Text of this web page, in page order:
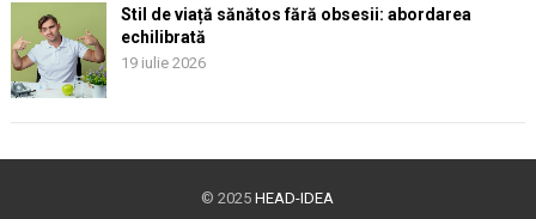
Stil de viață sănătos fără obsesii: abordarea
echilibrată
19 iulie 2026
© 2025HEAD-IDEA